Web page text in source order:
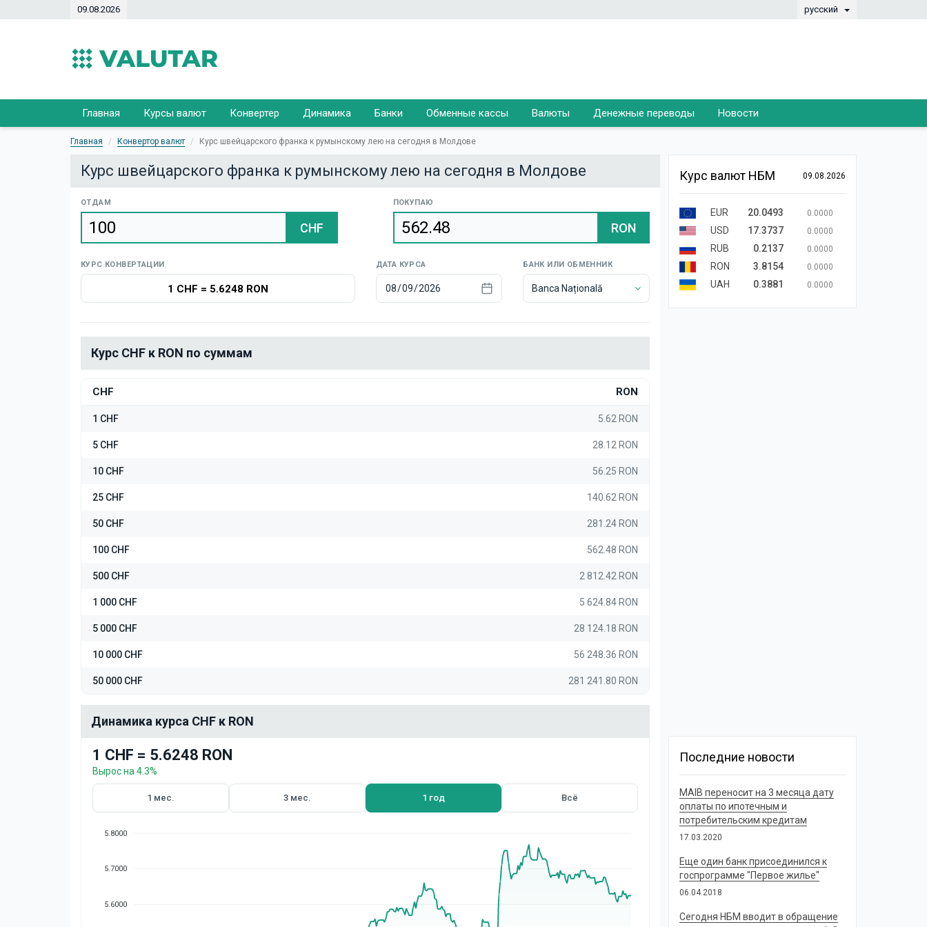
09.08.2026 русский
Главная Курсы валют Конвертер Динамика Банки Обменные кассы Валюты Денежные переводы Новости
Главная Конвертор валют Курс швейцарского франка к румынскому лею на сегодня в Молдове
Курс швейцарского франка к румынскому лею на сегодня в Молдове
ОТДАМ
CHF
ПОКУПАЮ
RON
КУРС КОНВЕРТАЦИИ
1 CHF = 5.6248 RON
ДАТА КУРСА БАНК ИЛИ ОБМЕННИК
Banca Națională
Курс CHF к RON по суммам
CHF RON
1 CHF 5.62 RON
5 CHF 28.12 RON
10 CHF 56.25 RON
25 CHF 140.62 RON
50 CHF 281.24 RON
100 CHF 562.48 RON
500 CHF 2 812.42 RON
1 000 CHF 5 624.84 RON
5 000 CHF 28 124.18 RON
10 000 CHF 56 248.36 RON
50 000 CHF 281 241.80 RON
Динамика курса CHF к RON
1 CHF = 5.6248 RON
Вырос на 4.3%
1 мес. 3 мес. 1 год Всё
5.8000
5.7000
5.6000
Курс валют НБМ 09.08.2026
EUR 20.0493 0.0000
USD 17.3737 0.0000
RUB 0.2137 0.0000
RON 3.8154 0.0000
UAH 0.3881 0.0000
Последние новости
MAIB переносит на 3 месяца дату
оплаты по ипотечным и
потребительским кредитам
17.03.2020
Еще один банк присоединился к
госпрограмме "Первое жилье"
06.04.2018
Сегодня НБМ вводит в обращение